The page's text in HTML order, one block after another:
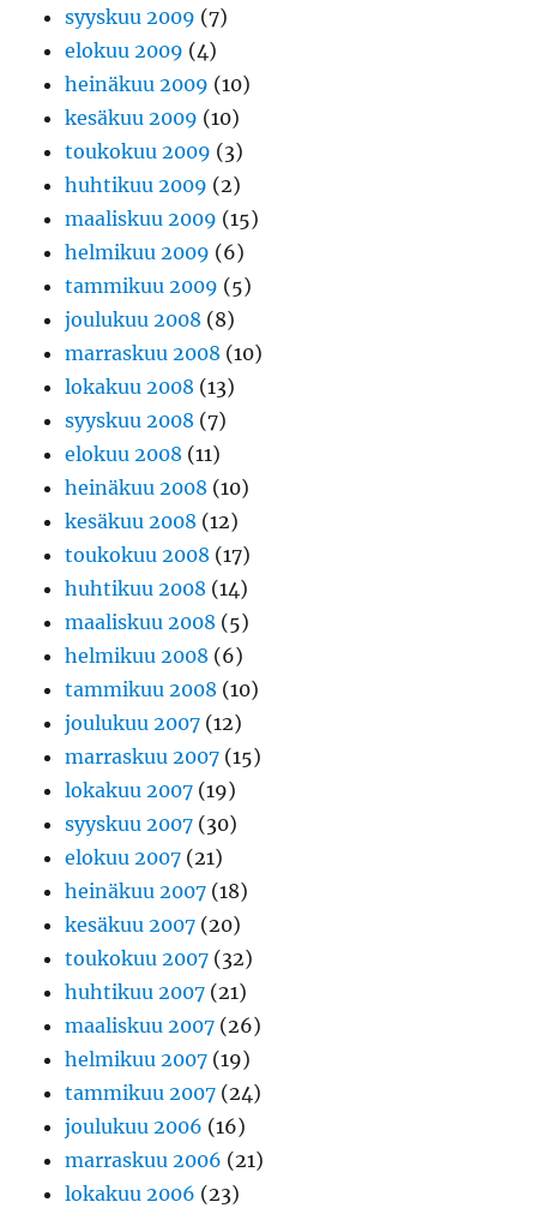
syyskuu 2009 (7)
elokuu 2009 (4)
heinäkuu 2009 (10)
kesäkuu 2009 (10)
toukokuu 2009 (3)
huhtikuu 2009 (2)
maaliskuu 2009 (15)
helmikuu 2009 (6)
tammikuu 2009 (5)
joulukuu 2008 (8)
marraskuu 2008 (10)
lokakuu 2008 (13)
syyskuu 2008 (7)
elokuu 2008 (11)
heinäkuu 2008 (10)
kesäkuu 2008 (12)
toukokuu 2008 (17)
huhtikuu 2008 (14)
maaliskuu 2008 (5)
helmikuu 2008 (6)
tammikuu 2008 (10)
joulukuu 2007 (12)
marraskuu 2007 (15)
lokakuu 2007 (19)
syyskuu 2007 (30)
elokuu 2007 (21)
heinäkuu 2007 (18)
kesäkuu 2007 (20)
toukokuu 2007 (32)
huhtikuu 2007 (21)
maaliskuu 2007 (26)
helmikuu 2007 (19)
tammikuu 2007 (24)
joulukuu 2006 (16)
marraskuu 2006 (21)
lokakuu 2006 (23)